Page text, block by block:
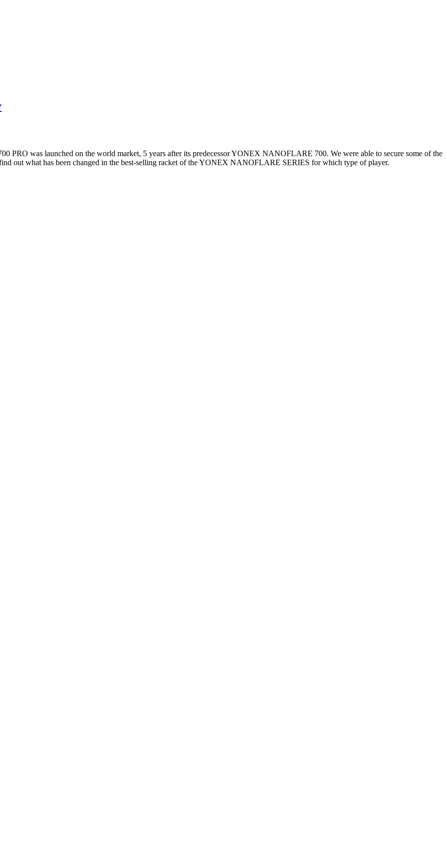
PRO was launched on the world market, 5 years after its predecessor YONEX NANOFLARE 700. We were able to secure some of the
out what has been changed in the best-selling racket of the YONEX NANOFLARE SERIES for which type of player.